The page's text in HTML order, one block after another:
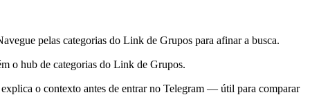
pelas categorias do Link de Grupos para afinar a busca.
o hub de categorias do Link de Grupos.
o contexto antes de entrar no Telegram — útil para comparar